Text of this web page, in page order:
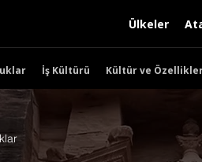
İş Kültürü Kültür ve
Ülkeler